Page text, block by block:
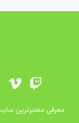
معرفی معتبرترین